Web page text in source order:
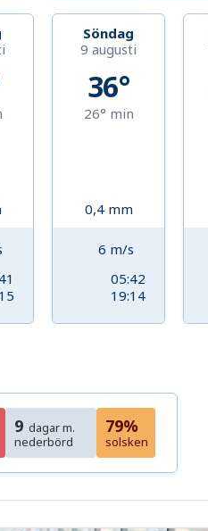
Söndag
9 augusti
36°
26° min
0,4 mm
6 m/s
05:42
19:14
9 dagar m.
nederbörd
79%
solsken